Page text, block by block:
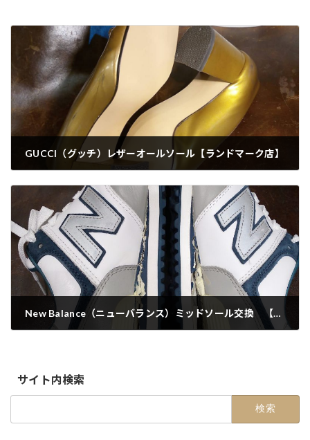
GUCCI（グッチ）レザーオールソール【ランドマーク店】
New Balance（ニューバランス）ミッドソール交換 【ランドマーク店】
サイト内検索